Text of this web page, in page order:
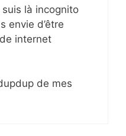
là incognito
envie d’être
internet
de mes